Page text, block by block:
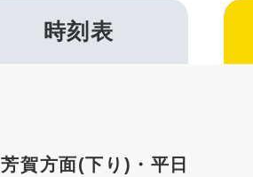
時刻表
芳賀方面(下り)・平日